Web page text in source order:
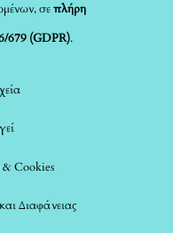
σεπλήρη
679 (GDPR).
& Cookies
Διαφάνειας